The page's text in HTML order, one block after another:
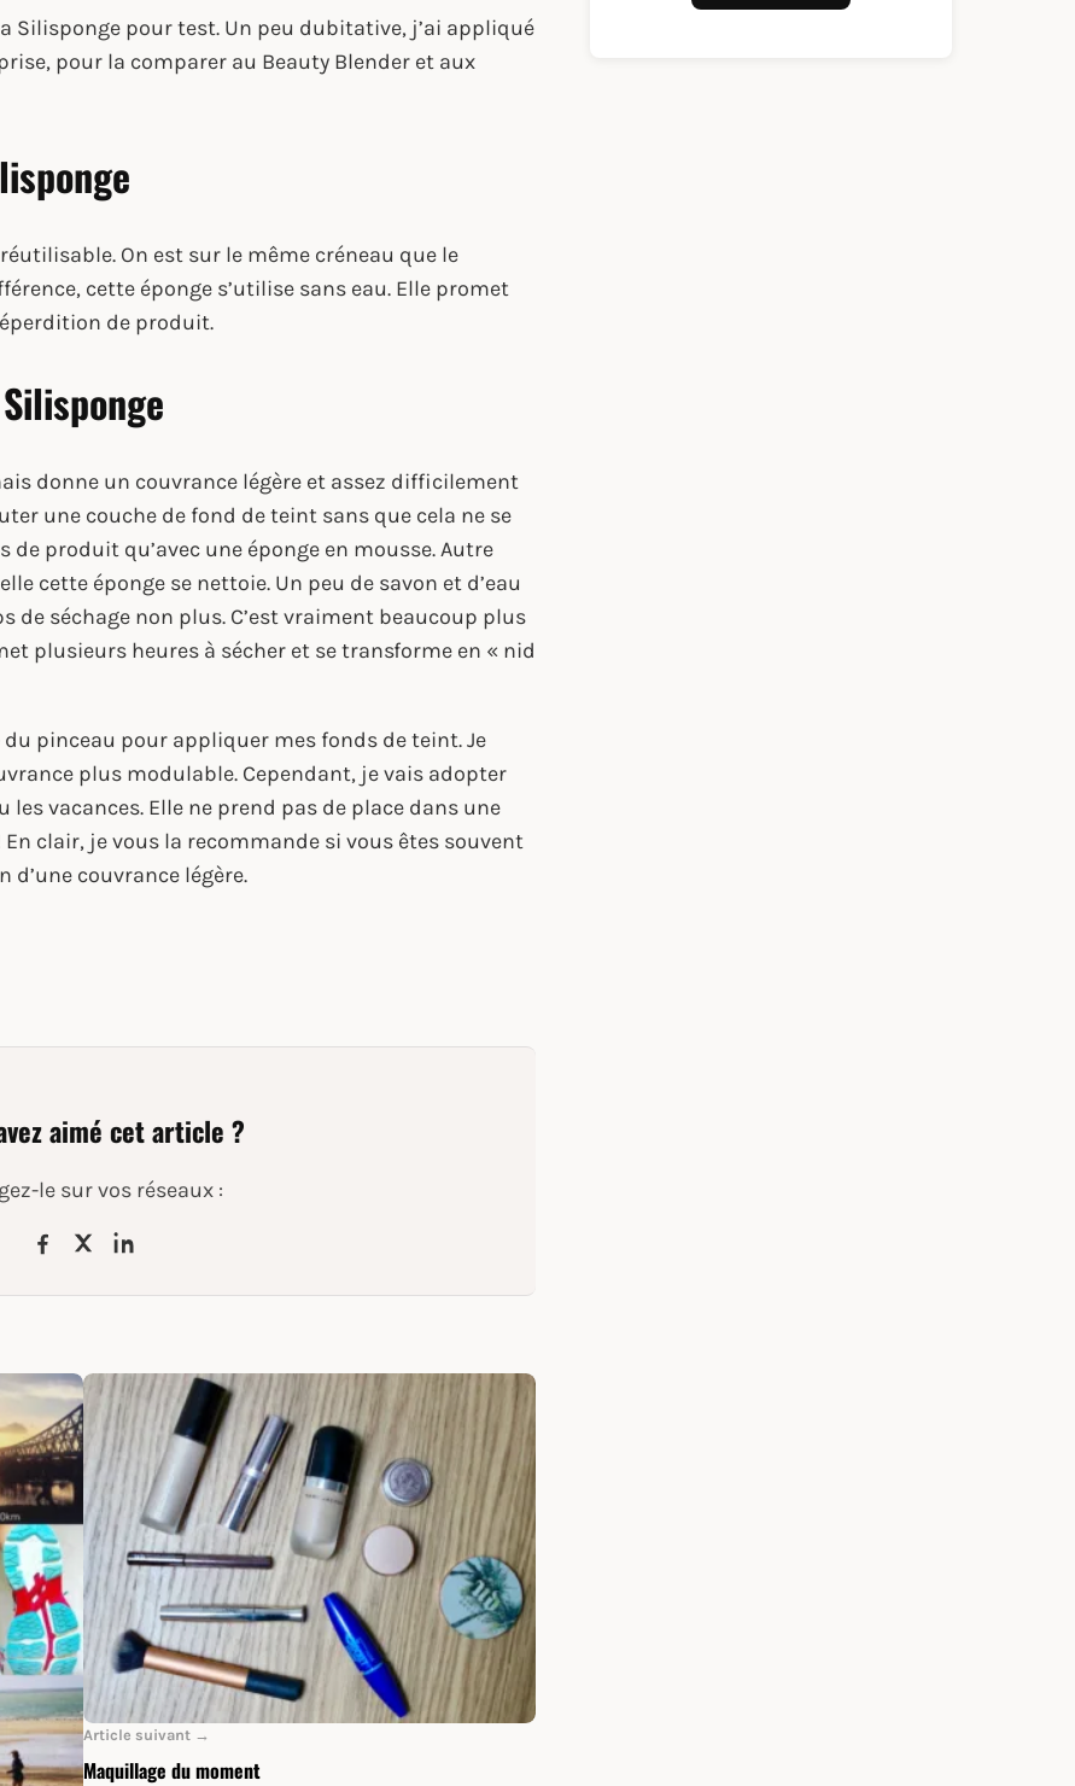
Silisponge pour test. Un peu dubitative, j’ai appliqué
pour la comparer au Beauty Blender et aux
On est sur le même créneau que le
cette éponge s’utilise sans eau. Elle promet
de produit.
donne un couvrance légère et assez difficilement
une couche de fond de teint sans que cela ne se
produit qu’avec une éponge en mousse. Autre
cette éponge se nettoie. Un peu de savon et d’eau
de séchage non plus. C’est vraiment beaucoup plus
plusieurs heures à sécher et se transforme en « nid
pinceau pour appliquer mes fonds de teint. Je
plus modulable. Cependant, je vais adopter
vacances. Elle ne prend pas de place dans une
clair, je vous la recommande si vous êtes souvent
couvrance légère.
aimé cet article ?
le sur vos réseaux :
Article suivant →
Maquillage du moment